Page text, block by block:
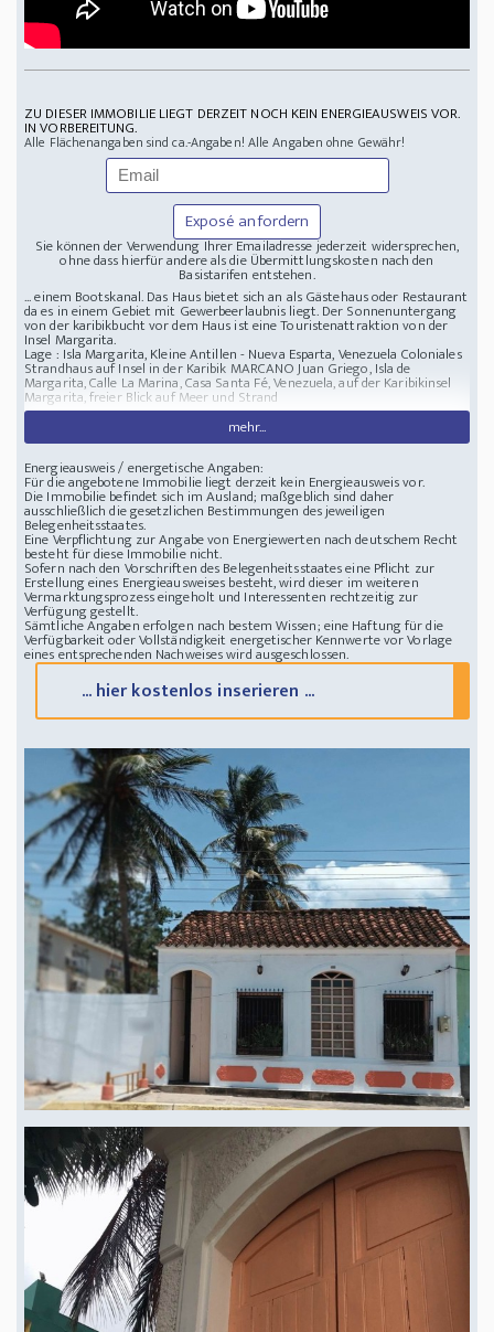
ZU DIESER IMMOBILIE LIEGT DERZEIT NOCH KEIN ENERGIEAUSWEIS VOR.
IN VORBEREITUNG.
Alle Flächenangaben sind ca.-Angaben! Alle Angaben ohne Gewähr!
Exposé anfordern
Sie können der Verwendung Ihrer Emailadresse jederzeit widersprechen,
ohne dass hierfür andere als die Übermittlungskosten nach den
Basistarifen entstehen.
... einem Bootskanal. Das Haus bietet sich an als Gästehaus oder Restaurant
da es in einem Gebiet mit Gewerbeerlaubnis liegt. Der Sonnenuntergang
von der karibikbucht vor dem Haus ist eine Touristenattraktion von der
Insel Margarita.
Lage : Isla Margarita, Kleine Antillen - Nueva Esparta, Venezuela Coloniales
Strandhaus auf Insel in der Karibik
mehr...
MARCANO Juan Griego, Isla de
Margarita, Calle La Marina, Casa Santa Fé, Venezuela, auf der Karibikinsel
Margarita, freier Blick auf Meer und Strand
Energieausweis / energetische Angaben:
Für die angebotene Immobilie liegt derzeit kein Energieausweis vor.
Die Immobilie befindet sich im Ausland; maßgeblich sind daher
ausschließlich die gesetzlichen Bestimmungen des jeweiligen
Belegenheitsstaates.
Eine Verpflichtung zur Angabe von Energiewerten nach deutschem Recht
besteht für diese Immobilie nicht.
Sofern nach den Vorschriften des Belegenheitsstaates eine Pflicht zur
Erstellung eines Energieausweises besteht, wird dieser im weiteren
Vermarktungsprozess eingeholt und Interessenten rechtzeitig zur
Verfügung gestellt.
Sämtliche Angaben erfolgen nach bestem Wissen; eine Haftung für die
Verfügbarkeit oder Vollständigkeit energetischer Kennwerte vor Vorlage
eines entsprechenden Nachweises wird ausgeschlossen.
... hier kostenlos inserieren ...